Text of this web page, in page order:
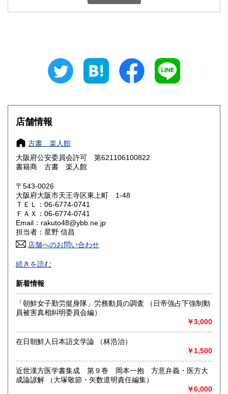
600円 三重県
大阪府
奈良県
鳥取県 600円 島根県
岡山県
山口県 600円
香川県 600円
高知県 600円
佐賀県
熊本県 600円 大分県 600円
宮崎県 600円
沖縄県 1,500円
店舗情報
古書 楽人館
大阪府公安委員会許可 第621106100822
書籍商 古書 楽人館
〒543-0026
大阪府大阪市天王寺区東上町 1-48
ＴＥＬ：06-6774-0741
ＦＡＸ：06-6774-0741
Email：rakuto48@ybb.ne.jp
担当者：星野 信昌
店舗へのお問い合わせ
朝鮮・中国の戦前資料を中心に学術書から一般書まで多数
漢方・鍼灸書,易学、囲碁・将棋本、美術書も多数陳列
沿線名：JR/近鉄/地下鉄
最寄駅：鶴橋駅(南へ3分) JRガード下
営業時間：PM1〜PM7 【年末年始休業期間】 2025年12
月30日(火)～ 2026年1月4日(日) 【営業再開日】 2026年1月5
日(月)より、通常営業いたします。 休業期間中も、「日本の
古本屋」他メールでのご注文は受け付けております。
定休日：定休日 毎週水曜日休みます。
書籍の買取について
買取大歓迎
続きを読む
新着情報
「朝鮮女子勤労挺身隊」労務動員の調査 （日帝強占下強制動
員被害真相糾明委員会編）
￥3,000
在日朝鮮人日本語文学論 （林浩治）
￥1,500
近世漢方医学書集成 第９巻 岡本一抱 方意弁義・医方大
成論諺解 （大塚敬節・矢数道明責任編集）
￥6,000